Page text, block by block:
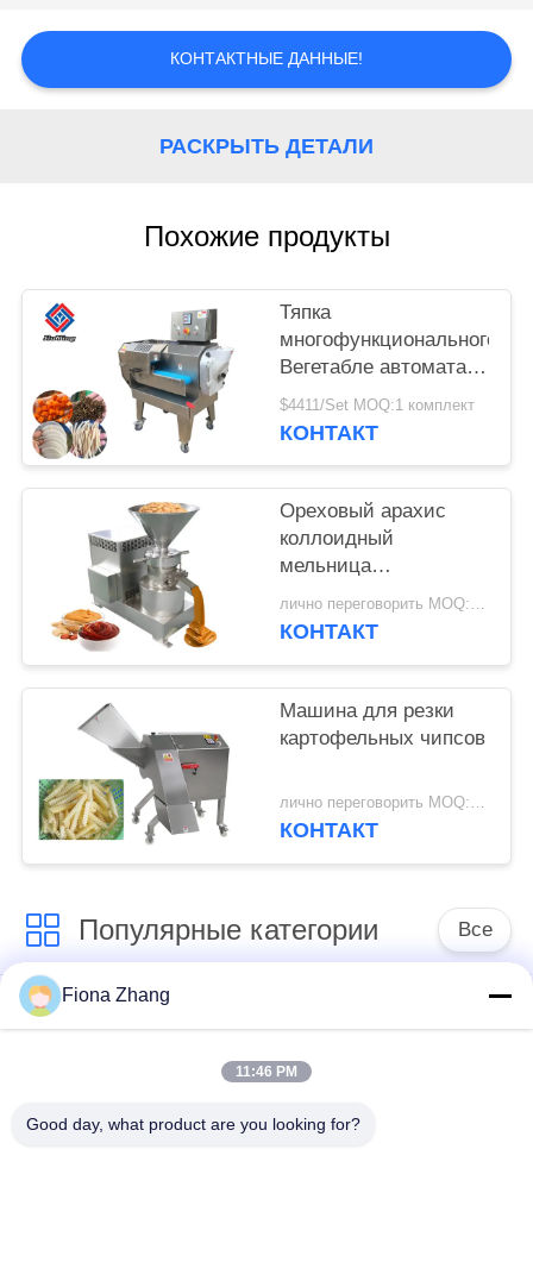
НОВОСТИ
ЗАПРОСИТЕ
КАРТА
ПОЛИТИКА
КОНФИДЕНЦИАЛЬНОСТИ
КОНТАКТНЫЕ ДАННЫЕ!
РАСКРЫТЬ ДЕТАЛИ
Похожие продукты
Тяпка
многофункционального
Вегетабле автомата
для резки
автоматическая
$4411/Set MOQ:1 комплект
КОНТАКТ
Ореховый арахис
коллоидный
мельница
миндальное масло
изготавливая кунжут
лично переговорить MOQ:Один набор
КОНТАКТ
Машина для резки
картофельных чипсов
лично переговорить MOQ:one set
КОНТАКТ
Популярные категории Все
оборудование для
оборудование
плодоовощ
машина пелер
Вегетабле машина
Fiona Zhang
11:46 PM
Good day, what product are you looking for?